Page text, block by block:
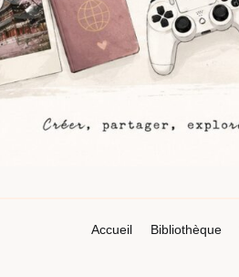
Accueil
Bibliothèque